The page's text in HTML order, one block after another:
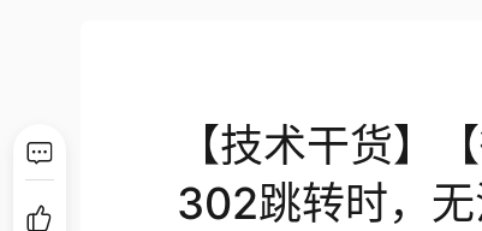
【技术干货】
302跳转时，